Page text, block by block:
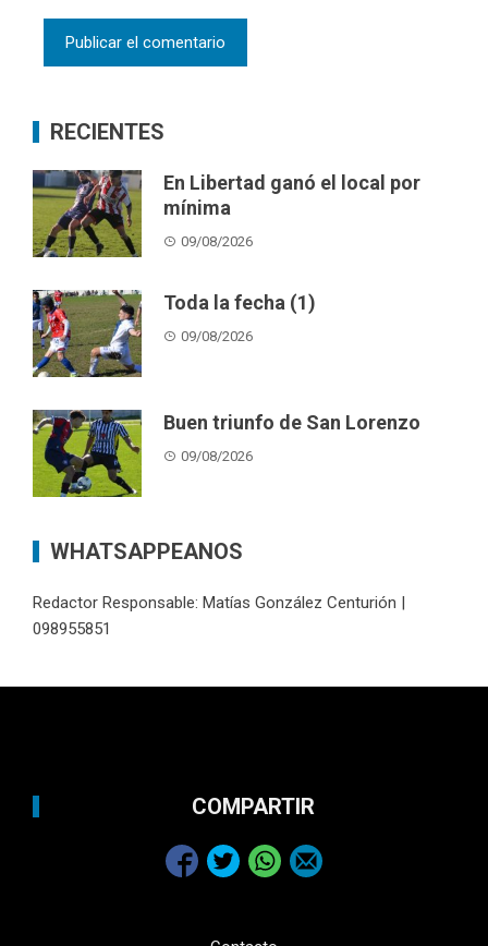
RECIENTES
En Libertad ganó el local por
mínima
09/08/2026
Toda la fecha (1)
09/08/2026
Buen triunfo de San Lorenzo
09/08/2026
WHATSAPPEANOS
Redactor Responsable: Matías González Centurión |
098955851
COMPARTIR